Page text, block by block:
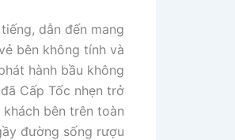
dẫn đến mang
bên không tính và
hành bầu không
Cấp Tốc nhẹn trở
bên trên toàn
đường sống rượu